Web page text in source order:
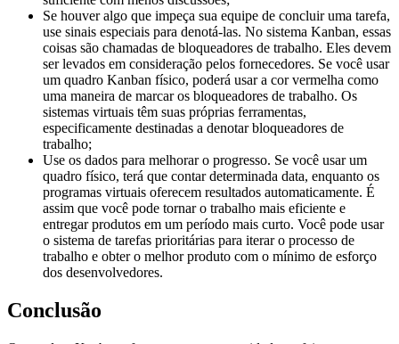
Se houver algo que impeça sua equipe de concluir uma tarefa,
use sinais especiais para denotá-las. No sistema Kanban, essas
coisas são chamadas de bloqueadores de trabalho. Eles devem
ser levados em consideração pelos fornecedores. Se você usar
um quadro Kanban físico, poderá usar a cor vermelha como
uma maneira de marcar os bloqueadores de trabalho. Os
sistemas virtuais têm suas próprias ferramentas,
especificamente destinadas a denotar bloqueadores de
trabalho;
Use os dados para melhorar o progresso. Se você usar um
quadro físico, terá que contar determinada data, enquanto os
programas virtuais oferecem resultados automaticamente. É
assim que você pode tornar o trabalho mais eficiente e
entregar produtos em um período mais curto. Você pode usar
o sistema de tarefas prioritárias para iterar o processo de
trabalho e obter o melhor produto com o mínimo de esforço
dos desenvolvedores.
Conclusão